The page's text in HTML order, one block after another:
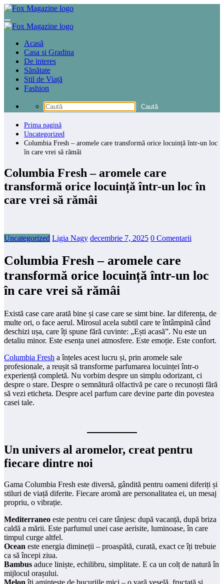
Sari
conținut
Acasă
Casa si Gradina
De interes
Sănătate
Stil de Viață
Fashion
Prima pagină
Uncategorized
Columbia Fresh – aromele care transformă orice locuință într-un loc
în care vrei să rămâi
Columbia Fresh – aromele care
transformă orice locuință într-un loc în
care vrei să rămâi
Uncategorized Ligia Nagy decembrie 7, 2025 0 Comentarii
Columbia Fresh – aromele care
transformă orice locuință într-un loc
în care vrei să rămâi
Există case care arată bine și case care se simt bine. Iar diferența, de
multe ori, o face aerul. Mirosul acela subtil care te întâmpină când
deschizi ușa, care îți spune fără cuvinte: „Ești acasă”. Nu este un
detaliu minor. Este esența unei atmosfere. Este emoție. Este confort.
Columbia Fresh a înțeles acest lucru și, prin aromele sale
profesionale, a reușit să transforme parfumarea locuinței într-o
experiență completă. Nu vorbim despre un simplu odorizant, ci
despre o stare. Despre o semnătură olfactivă pe care o recunoști fără
să vezi eticheta. Despre acel parfum care devine parte din povestea
casei tale.
Un univers al aromelor, creat pentru
fiecare dintre noi
Gama Columbia Fresh este diversă, gândită pentru oameni diferiți și
stiluri de viață diferite. Fiecare aromă are personalitatea ei, un mesaj
propriu, o vibrație.
Mediterraneo este pentru cei care tânjesc după vacanță, după briza
caldă a mării. Este parfumul unei case aerisite, luminoase, în care
timpul curge altfel.
Ocean este energia dimineții – proaspătă, curată, exact ce îți trebuie
ca să începi ziua.
Bambus aduce liniște, echilibru, simplitate. E ca un colț de natură în
mijlocul orașului.
Melon îți amintește de bucuriile mici – o vară veselă, fructată și